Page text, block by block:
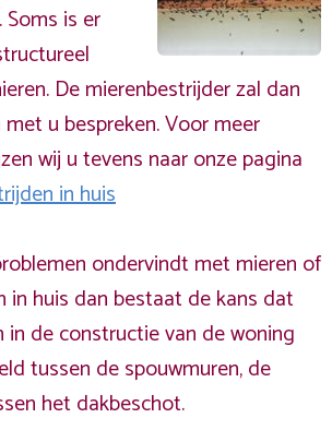
is er
De mierenbestrijder zal dan
u bespreken. Voor meer
wij u tevens naar onze pagina
in huis
ondervindt met mieren of
in huis dan bestaat de kans dat
in de constructie van de woning
tussen de spouwmuren, de
het dakbeschot.